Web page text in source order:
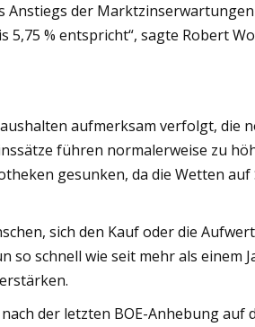
Anstiegs der
5,75 % entspricht“, sagte Robert
aufmerksam verfolgt, die
führen normalerweise zu
gesunken, da die Wetten
sich den Kauf oder die
schnell wie seit mehr als einem
der letzten BOE-Anhebung auf